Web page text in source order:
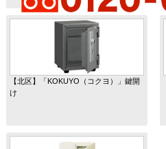
【北区】「KOKUYO（コクヨ）」鍵開
け